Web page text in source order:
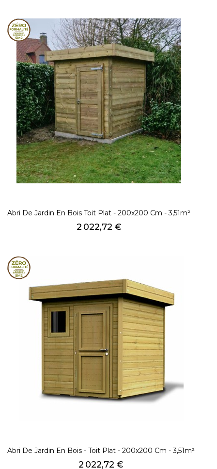
Abri De Jardin En Bois Toit Plat - 200x200 Cm - 3,51m²
Prix
2 022,72 €
Abri De Jardin En Bois - Toit Plat - 200x200 Cm - 3,51m²
Prix
2 022,72 €